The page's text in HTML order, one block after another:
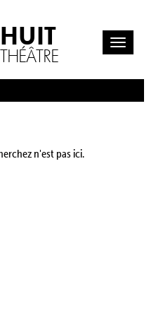
n'est pas ici.